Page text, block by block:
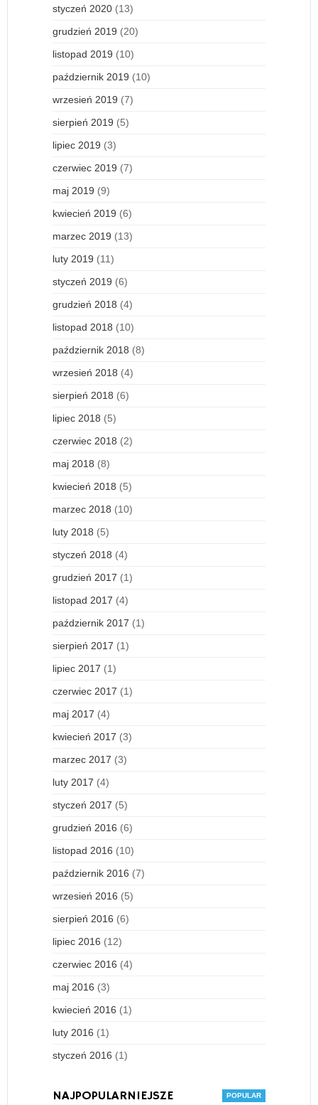
styczeń 2020 (13)
grudzień 2019 (20)
listopad 2019 (10)
październik 2019 (10)
wrzesień 2019 (7)
sierpień 2019 (5)
lipiec 2019 (3)
czerwiec 2019 (7)
maj 2019 (9)
kwiecień 2019 (6)
marzec 2019 (13)
luty 2019 (11)
styczeń 2019 (6)
grudzień 2018 (4)
listopad 2018 (10)
październik 2018 (8)
wrzesień 2018 (4)
sierpień 2018 (6)
lipiec 2018 (5)
czerwiec 2018 (2)
maj 2018 (8)
kwiecień 2018 (5)
marzec 2018 (10)
luty 2018 (5)
styczeń 2018 (4)
grudzień 2017 (1)
listopad 2017 (4)
październik 2017 (1)
sierpień 2017 (1)
lipiec 2017 (1)
czerwiec 2017 (1)
maj 2017 (4)
kwiecień 2017 (3)
marzec 2017 (3)
luty 2017 (4)
styczeń 2017 (5)
grudzień 2016 (6)
listopad 2016 (10)
październik 2016 (7)
wrzesień 2016 (5)
sierpień 2016 (6)
lipiec 2016 (12)
czerwiec 2016 (4)
maj 2016 (3)
kwiecień 2016 (1)
luty 2016 (1)
styczeń 2016 (1)
NAJPOPULARNIEJSZE